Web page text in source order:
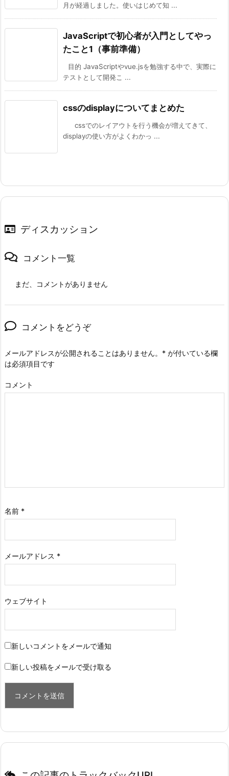
月が経過しました。使いはじめて知 ...
JavaScriptで初心者が入門としてやっ
たこと1（事前準備）
目的 JavaScriptやvue.jsを勉強する中で、実際に
テストとして開発こ ...
cssのdisplayについてまとめた
cssでのレイアウトを行う機会が増えてきて、
displayの使い方がよくわかっ ...
ディスカッション
コメント一覧
まだ、コメントがありません
コメントをどうぞ
メールアドレスが公開されることはありません。 * が付いている欄
は必須項目です
コメント
名前 *
メールアドレス *
ウェブサイト
新しいコメントをメールで通知
新しい投稿をメールで受け取る